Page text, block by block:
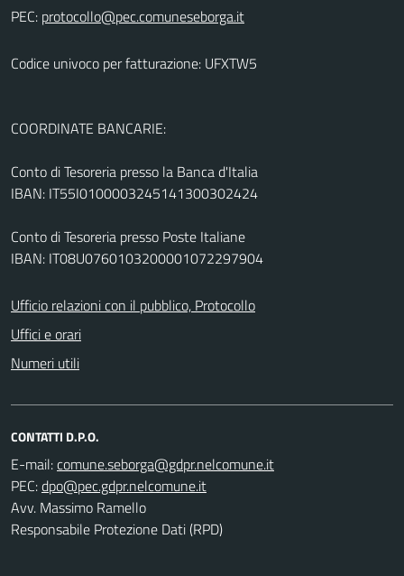
PEC:
Codice univoco per fatturazione: UFXTW5
COORDINATE BANCARIE:
Conto di Tesoreria presso la Banca d'Italia
IBAN: IT55I0100003245141300302424
Conto di Tesoreria presso Poste Italiane
IBAN: IT08U0760103200001072297904
Ufficio relazioni con il pubblico, Protocollo
Uffici e orari
Numeri utili
CONTATTI D.P.O.
E-mail:
PEC:
Avv. Massimo Ramello
Responsabile Protezione Dati (RPD)